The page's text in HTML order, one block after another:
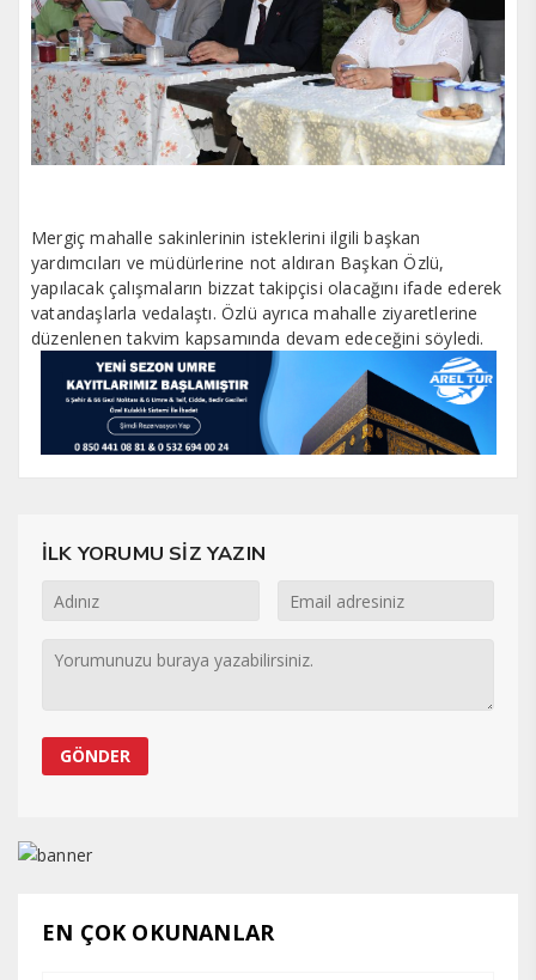
Mergiç mahalle sakinlerinin isteklerini ilgili başkan
yardımcıları ve müdürlerine not aldıran Başkan Özlü,
yapılacak çalışmaların bizzat takipçisi olacağını ifade ederek
vatandaşlarla vedalaştı. Özlü ayrıca mahalle ziyaretlerine
düzenlenen takvim kapsamında devam edeceğini söyledi.
İLK YORUMU SİZ YAZIN
EN ÇOK OKUNANLAR